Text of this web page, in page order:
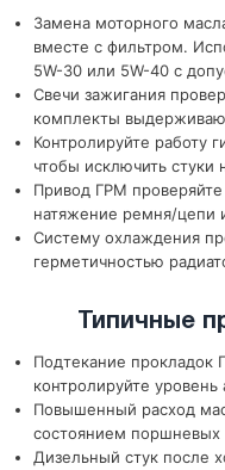
Замена моторного
вместе с фильтром.
5W-30 или 5W-40 с
Свечи зажигания
комплекты
Контролируйте работу
чтобы исключить стуки
Привод ГРМ
натяжение ремня/цепи
Систему охлаждения
герметичностью
Типичные
Подтекание прокладок
контролируйте уровень
Повышенный расход
состоянием поршневых
Дизельный стук после